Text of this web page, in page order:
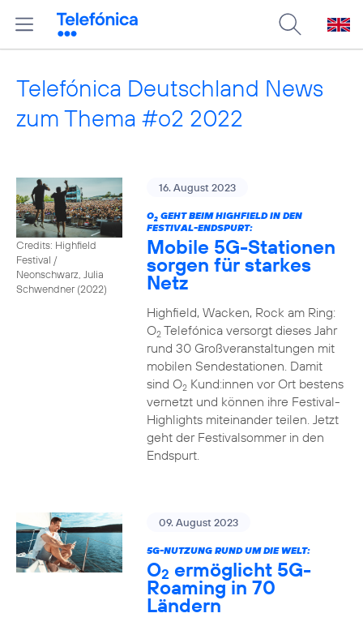
Telefónica Deutschland News
zum Thema #o2 2022
Credits: Highfield
Festival /
Neonschwarz, Julia
Schwendner (2022)
16. August 2023
O2GEHT BEIM HIGHFIELD IN DEN
FESTIVAL-ENDSPURT:
Mobile 5G-Stationen
sorgen für starkes
Netz
Highfield, Wacken, Rock am Ring:
O2Telefónica versorgt dieses Jahr
rund 30 Großveranstaltungen mit
mobilen Sendestationen. Damit
sind O2Kund:innen vor Ort bestens
vernetzt und können ihre Festival-
Highlights miteinander teilen. Jetzt
geht der Festivalsommer in den
Endspurt.
09. August 2023
5G-NUTZUNG RUND UM DIE WELT:
O2 ermöglicht 5G-
Roaming in 70
Ländern